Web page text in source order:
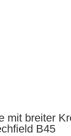
mit breiter
B45